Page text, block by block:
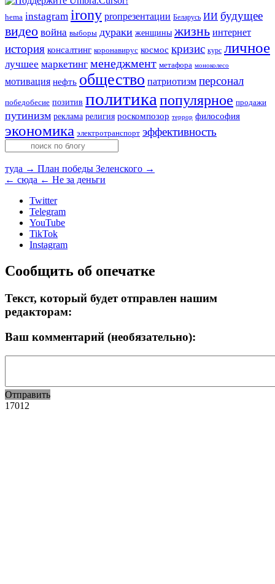
hema instagram irony proпрезентации Беларусь ИИ будущее
видео война выборы дураки женщины жизнь интернет
история консалтинг коронавирус космос кризис курс личное
лучшее маркетинг менеджмент метафора моноколесо
мотивация нефть общество патриотизм персонал
победобесие позитив политика популярное продажи
путинизм реклама религия роскомпозор террор философия
экономика электротранспорт эффективность
туда → План победы Зеленского →
← сюда ← Не за деньги
Twitter
Telegram
YouTube
TikTok
Instagram
Сообщить об опечатке
Текст, который будет отправлен нашим
редакторам:
Ваш комментарий (необязательно):
Отправить
17012